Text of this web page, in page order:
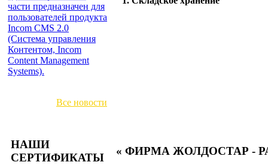
части предназначен для
пользователей продукта
Incom CMS 2.0
(Система управления
Контентом, Incom
Content Management
Systems).
Все новости
НАШИ
СЕРТИФИКАТЫ
« ФИРМА ЖОЛДОСТАР -